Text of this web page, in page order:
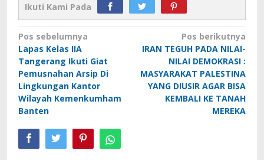
Ikuti Kami Pada
Navigasi
pos
Pos sebelumnya
Lapas Kelas IIA
Tangerang Ikuti Giat
Pemusnahan Arsip Di
Lingkungan Kantor
Wilayah Kemenkumham
Banten
Pos berikutnya
IRAN TEGUH PADA NILAI-
NILAI DEMOKRASI :
MASYARAKAT PALESTINA
YANG DIUSIR AGAR BISA
KEMBALI KE TANAH
MEREKA